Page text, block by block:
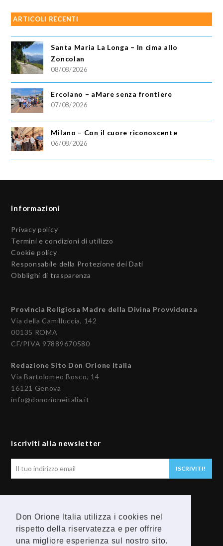
Don Orione Italia utilizza i cookies nel
rispetto della riservatezza e per offrire
una migliore esperienza sul nostro sito.
ARTICOLI RECENTI
Santa Maria La Longa – In cima allo
Zoncolan
08/08/2026
Ercolano – aMare senza frontiere
07/08/2026
Milano – Con il cuore riconoscente
06/08/2026
Informazioni
Privacy policy
Termini e condizioni di utilizzo
Cookie policy
Responsabile della Protezione dei Dati
Obblighi di trasparenza
Provincia Religiosa Madre della Divina Provvidenza
Via della Camilluccia, 142
00135 ROMA
CF/PIVA 97889670580
Redazione Sito Don Orione Italia
Via Bartolomeo Bosco, 14
16121 Genova
info@donorioneitalia.it
Iscriviti alla newsletter
ISCRIVITI!
F
Y